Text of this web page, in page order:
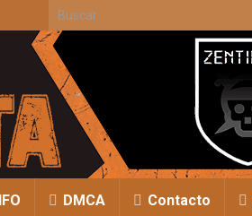
Search for:
DMCA Contacto